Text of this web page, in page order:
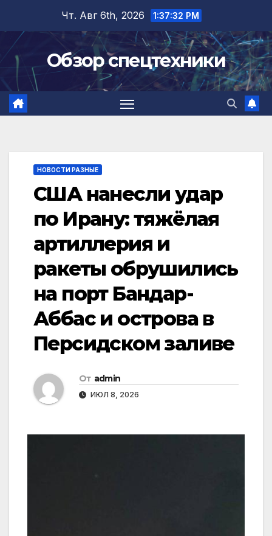
содержимому
Чт. Авг 6th, 2026 1:37:33 PM
Обзор спецтехники
НОВОСТИ РАЗНЫЕ
США нанесли удар
по Ирану: тяжёлая
артиллерия и
ракеты обрушились
на порт Бандар-
Аббас и острова в
Персидском заливе
От admin
ИЮЛ 8, 2026